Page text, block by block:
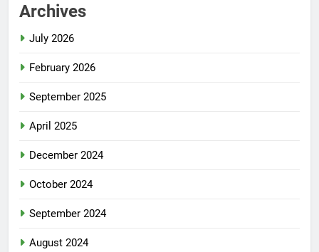
Archives
July 2026
February 2026
September 2025
April 2025
December 2024
October 2024
September 2024
August 2024